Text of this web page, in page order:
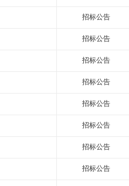
招标公告
招标公告
招标公告
招标公告
招标公告
招标公告
招标公告
招标公告